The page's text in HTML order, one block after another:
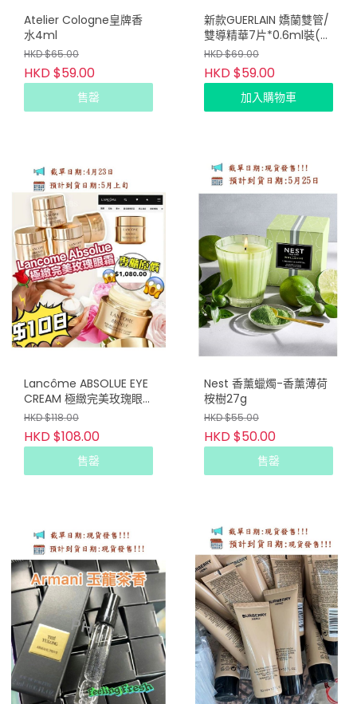
Atelier Cologne皇牌香
水4ml
HKD $65.00
HKD $59.00
售罄
新款GUERLAIN 嬌蘭雙管/
雙導精華7片*0.6ml裝(盒
裝)
HKD $69.00
HKD $59.00
加入購物車
Lancôme ABSOLUE EYE
CREAM 極緻完美玫瑰眼
霜 5ml(專櫃貨)
HKD $118.00
HKD $108.00
售罄
Nest 香薰蠟燭-香薰薄荷
桉樹27g
HKD $55.00
HKD $50.00
售罄